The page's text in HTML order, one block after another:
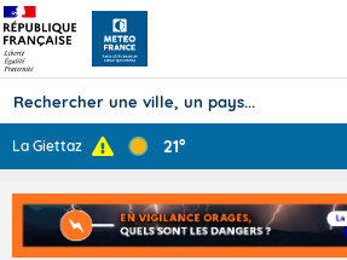
Prévisions
TOUS LES RÉSULTATS
La Giettaz 21°